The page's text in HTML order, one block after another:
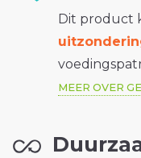
Dit product
MEER OVER